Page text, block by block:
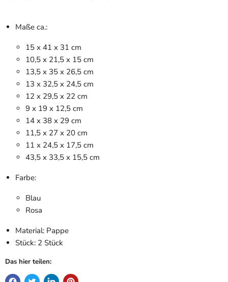
Maße ca.:
15 x 41 x 31 cm
10,5 x 21,5 x 15 cm
13,5 x 35 x 26,5 cm
13 x 32,5 x 24,5 cm
12 x 29,5 x 22 cm
9 x 19 x 12,5 cm
14 x 38 x 29 cm
11,5 x 27 x 20 cm
11 x 24,5 x 17,5 cm
43,5 x 33,5 x 15,5 cm
Farbe:
Blau
Rosa
Material: Pappe
Stück: 2 Stück
Das hier teilen: